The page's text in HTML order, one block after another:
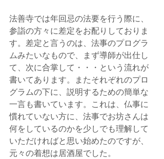
法善寺では年回忌の法要を行う際に、
参詣の方々に差定をお配りしておりま
す。差定と言うのは、法事のプログラ
ムみたいなもので、まず導師が出仕し
て、次に合掌して・・・という流れが
書いてあります。またそれぞれのプロ
グラムの下に、説明するための簡単な
一言も書いています。これは、仏事に
慣れていない方に、法事でお坊さんは
何をしているのかを少しでも理解して
いただければと思い始めたのですが、
元々の着想は居酒屋でした。